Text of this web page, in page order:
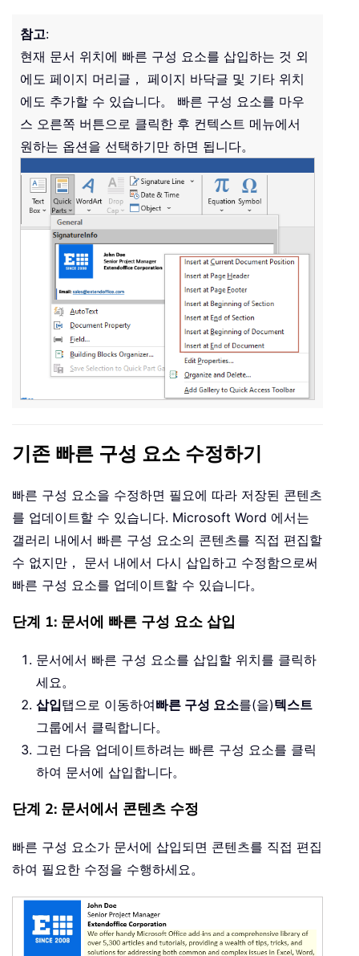
참고:
현재 문서 위치에 빠른 구성 요소를 삽입하는 것 외
에도 페이지 머리글， 페이지 바닥글 및 기타 위치
에도 추가할 수 있습니다。 빠른 구성 요소를 마우
스 오른쪽 버튼으로 클릭한 후 컨텍스트 메뉴에서
원하는 옵션을 선택하기만 하면 됩니다。
기존 빠른 구성 요소 수정하기
빠른 구성 요소을 수정하면 필요에 따라 저장된 콘텐츠
를 업데이트할 수 있습니다. Microsoft Word 에서는
갤러리 내에서 빠른 구성 요소의 콘텐츠를 직접 편집할
수 없지만， 문서 내에서 다시 삽입하고 수정함으로써
빠른 구성 요소를 업데이트할 수 있습니다。
단계 1: 문서에 빠른 구성 요소 삽입
문서에서 빠른 구성 요소를 삽입할 위치를 클릭하
세요。
삽입탭으로 이동하여빠른 구성 요소를(을)텍스트
그룹에서 클릭합니다。
그런 다음 업데이트하려는 빠른 구성 요소를 클릭
하여 문서에 삽입합니다。
단계 2: 문서에서 콘텐츠 수정
빠른 구성 요소가 문서에 삽입되면 콘텐츠를 직접 편집
하여 필요한 수정을 수행하세요。